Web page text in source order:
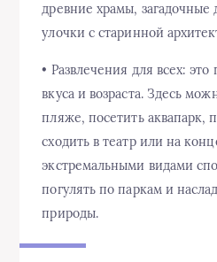
древние храмы,
улочки с старинной
• Развлечения для всех:
вкуса и возраста. Здесь
пляже, посетить аквапарк,
сходить в театр или на
экстремальными видами
погулять по паркам и
природы.